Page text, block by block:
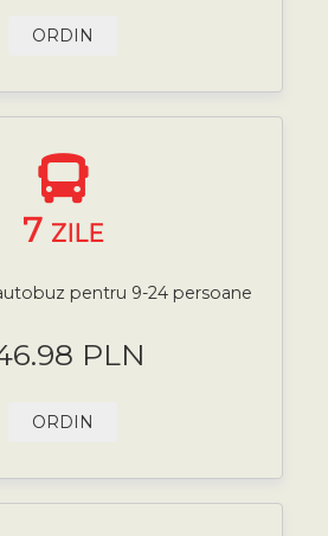
ORDIN
7 ZILE
pentru 9-24 persoane
PLN
ORDIN